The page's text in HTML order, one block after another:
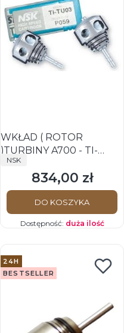
WKŁAD ( ROTOR
)TURBINY A700 - TI-
TU03 - ORYGINAŁ NSK
PRODUCENT
NSK
Cena
834,00 zł
DO KOSZYKA
Dostępność: duża ilość
24H
BESTSELLER